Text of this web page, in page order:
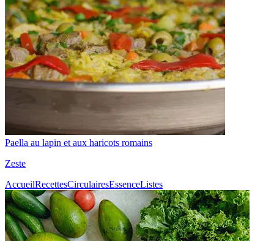
Paella au lapin et aux haricots romains
Zeste
AccueilRecettesCirculairesEssenceListes